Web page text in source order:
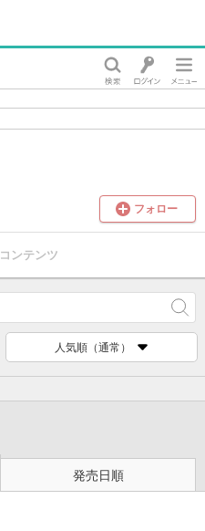
フォロー
コンテンツ
人気順（通常）
発売日順